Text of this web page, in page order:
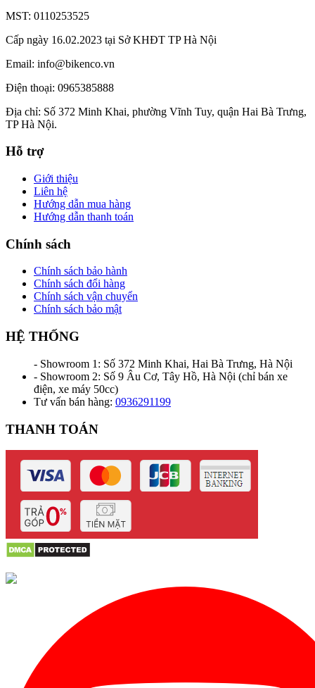
MST: 0110253525
Cấp ngày 16.02.2023 tại Sở KHĐT TP Hà Nội
Email: info@bikenco.vn
Điện thoại: 0965385888
Địa chỉ: Số 372 Minh Khai, phường Vĩnh Tuy, quận Hai Bà Trưng,
TP Hà Nội.
Hỗ trợ
Giới thiệu
Liên hệ
Hướng dẫn mua hàng
Hướng dẫn thanh toán
Chính sách
Chính sách bảo hành
Chính sách đổi hàng
Chính sách vận chuyển
Chính sách bảo mật
HỆ THỐNG
- Showroom 1: Số 372 Minh Khai, Hai Bà Trưng, Hà Nội
- Showroom 2: Số 9 Âu Cơ, Tây Hồ, Hà Nội (chỉ bán xe
điện, xe máy 50cc)
Tư vấn bán hàng: 0936291199
THANH TOÁN